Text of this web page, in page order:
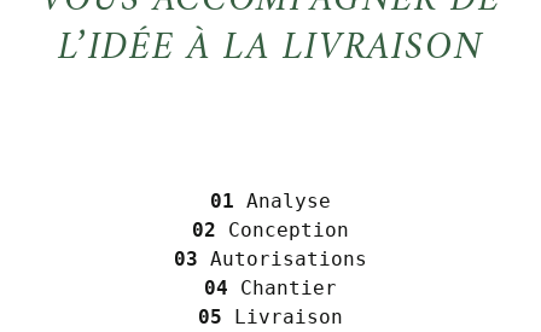
L’IDÉE À LA LIVRAISON
01 Analyse
02 Conception
03 Autorisations
04 Chantier
05 Livraison